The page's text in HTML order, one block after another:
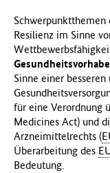
Schwerpunktthemen
Resilienz im Sinne
Sinne einer besseren
für eine Verordnung
Medicines Act) und
Arzneimittelrechts (
Überarbeitung des
Bedeutung.